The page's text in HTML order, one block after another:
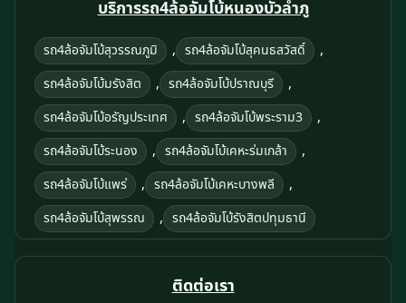
บริการรถ4ล้อจัมโบ้หนองบัวลำภู
รถ4ล้อจัมโบ้สุวรรณภูมิ , รถ4ล้อจัมโบ้สุคนธสวัสดิ์ ,
รถ4ล้อจัมโบ้มรังสิต , รถ4ล้อจัมโบ้ปราณบุรี ,
รถ4ล้อจัมโบ้อรัญประเทศ , รถ4ล้อจัมโบ้พระราม3 ,
รถ4ล้อจัมโบ้ระนอง , รถ4ล้อจัมโบ้เคหะร่มเกล้า ,
รถ4ล้อจัมโบ้แพร่ , รถ4ล้อจัมโบ้เคหะบางพลี ,
รถ4ล้อจัมโบ้สุพรรณ , รถ4ล้อจัมโบ้รังสิตปทุมธานี
ติดต่อเรา